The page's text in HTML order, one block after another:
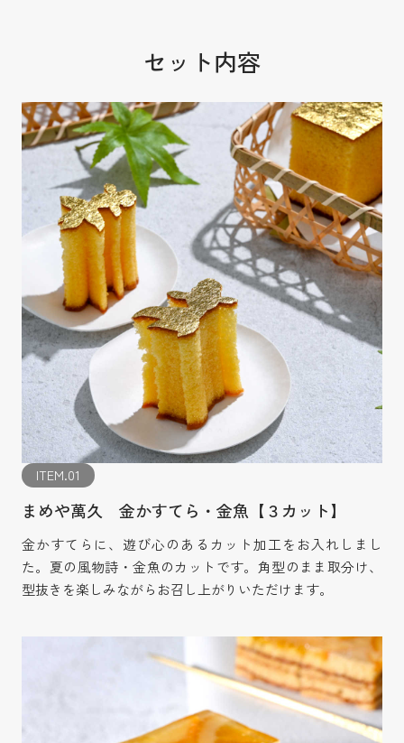
セット内容
ITEM.01
まめや萬久 金かすてら・金魚【３カット】
金かすてらに、遊び心のあるカット加工をお入れしまし
た。夏の風物詩・金魚のカットです。角型のまま取分け、
型抜きを楽しみながらお召し上がりいただけます。